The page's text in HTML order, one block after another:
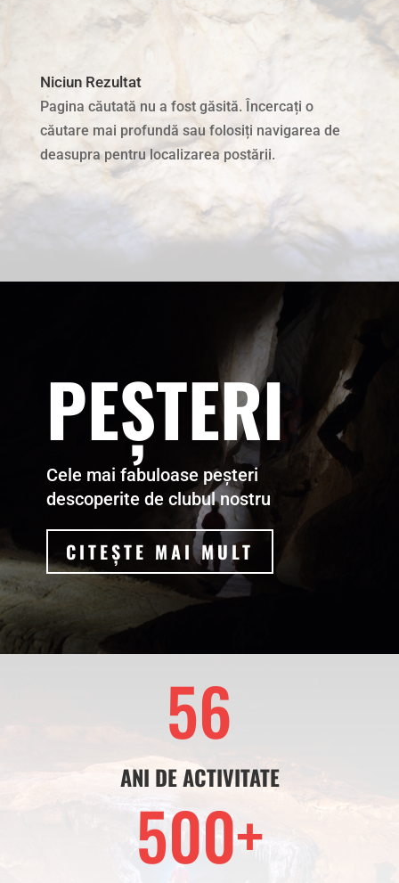
Niciun Rezultat
Pagina căutată nu a fost găsită. Încercați o
căutare mai profundă sau folosiți navigarea de
deasupra pentru localizarea postării.
PEȘTERI
Cele mai fabuloase peșteri
descoperite de clubul nostru
CITEȘTE MAI MULT
56
ANI DE ACTIVITATE
500+